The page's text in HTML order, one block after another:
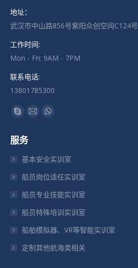
地址：
武汉市中山路856号紫阳众创空间C124号
工作时间:
Mon - Fri: 9AM - 7PM
联系电话:
13801785300
找到我们：
Skype
在
新
口
中
打
Mail
新
口
中
打
Whatsapp
新
口
中
打
服务
基本安全实训室
船员岗位适任实训室
船员专业技能实训室
船员特殊培训实训室
船舶模拟器、VR等智能实训室
定制其他航海类相关